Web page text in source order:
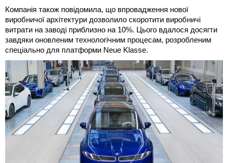
Компанія також повідомила, що впровадження нової
виробничої архітектури дозволило скоротити виробничі
витрати на заводі приблизно на 10%. Цього вдалося досягти
завдяки оновленим технологічним процесам, розробленим
спеціально для платформи Neue Klasse.